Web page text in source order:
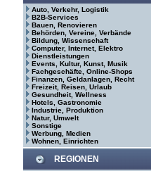
Auto, Verkehr, Logistik
B2B-Services
Bauen, Renovieren
Behörden, Vereine, Verbände
Bildung, Wissenschaft
Computer, Internet, Elektro
Dienstleistungen
Events, Kultur, Kunst, Musik
Fachgeschäfte, Online-Shops
Finanzen, Geldanlagen, Recht
Freizeit, Reisen, Urlaub
Gesundheit, Wellness
Hotels, Gastronomie
Industrie, Produktion
Natur, Umwelt
Sonstige
Werbung, Medien
Wohnen, Einrichten
REGIONEN